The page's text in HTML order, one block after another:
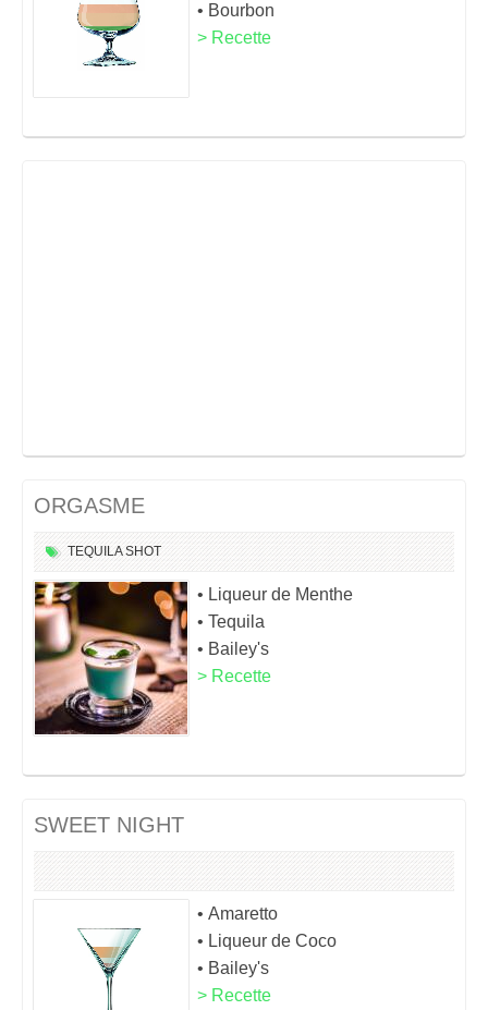
• Bourbon
> Recette
ORGASME
TEQUILA SHOT
• Liqueur de Menthe
• Tequila
• Bailey's
> Recette
SWEET NIGHT
• Amaretto
• Liqueur de Coco
• Bailey's
> Recette